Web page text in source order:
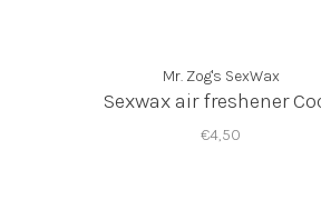
Mr. Zog's SexWax
Sexwax air freshener
€4,50